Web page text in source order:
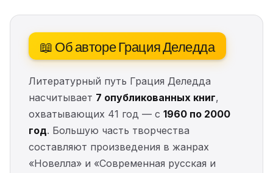
📖 Об авторе Грация Деледда
Литературный путь Грация Деледда
насчитывает 7 опубликованных книг,
охватывающих 41 год — с 1960 по 2000
год. Большую часть творчества
составляют произведения в жанрах
«Новелла» и «Современная русская и